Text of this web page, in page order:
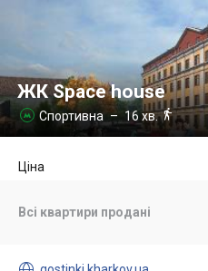
ЖК Space house
 Спортивна– 16 хв.
Ціна
Всі квартири продані